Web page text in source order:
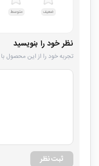
ضعیف متوسط
نظر خود را بنویسید
تجربه خود را از این محصول
ثبت نظر